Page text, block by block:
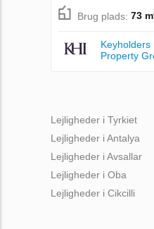
Brug plads: 73 m
Keyholders
Property
Lejligheder i Tyrkiet
Lejligheder i Antalya
Lejligheder i Avsallar
Lejligheder i Oba
Lejligheder i Cikcilli